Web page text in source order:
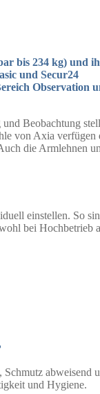
bis 234 kg) und
und Secur24
Observation
Beobachtung
von Axia verfügen
die Armlehnen
einstellen. So
bei Hochbetrieb
abweisend
und Hygiene.